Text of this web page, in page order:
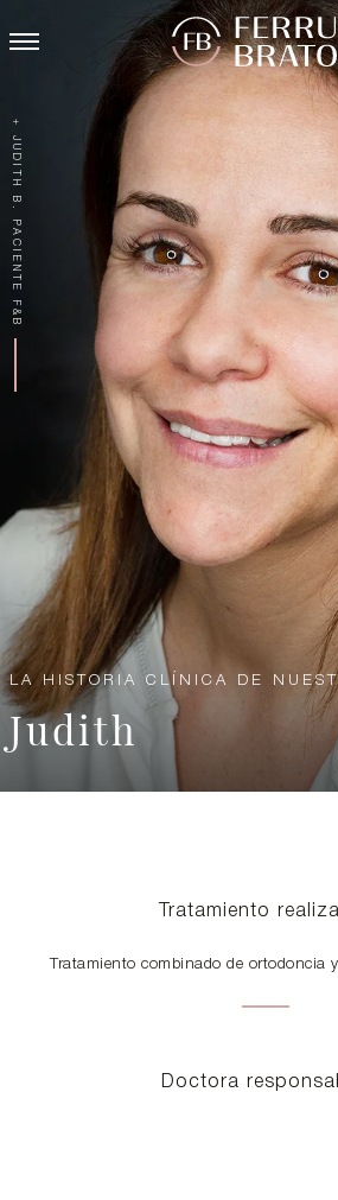
LA HISTORIA CLÍNICA DE
Judith
+ JUDITH B. PACIENTE F&B
Tratamiento
Tratamiento combinado de ortodoncia
Doctora
Dra